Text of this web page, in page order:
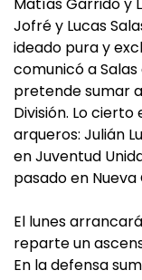
Jofré y Lucas
ideado pura y
comunicó a
pretende sumar
División. Lo
arqueros: Julián
en Juventud
pasado en Nueva
El lunes
reparte un
En la defensa